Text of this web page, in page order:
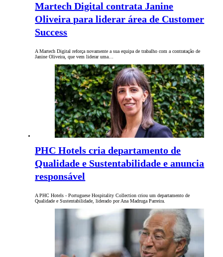
Martech Digital contrata Janine
Oliveira para liderar área de Customer
Success
A Martech Digital reforça novamente a sua equipa de trabalho com a contratação de
Janine Oliveira, que vem liderar uma…
PHC Hotels cria departamento de
Qualidade e Sustentabilidade e anuncia
responsável
A PHC Hotels - Portuguese Hospitality Collection criou um departamento de
Qualidade e Sustentabilidade, liderado por Ana Madruga Parreira.